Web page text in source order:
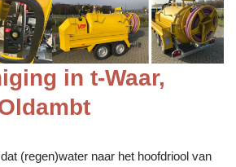
in t-Waar,
(regen)water naar het hoofdriool van